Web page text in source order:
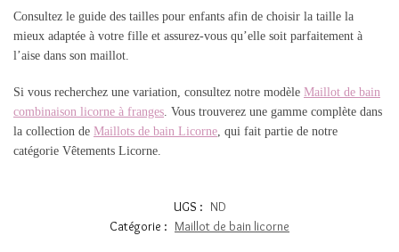
Consultez le guide des tailles pour enfants afin de choisir la taille la
mieux adaptée à votre fille et assurez-vous qu’elle soit parfaitement à
l’aise dans son maillot.
Si vous recherchez une variation, consultez notre modèle Maillot de bain
combinaison licorne à franges. Vous trouverez une gamme complète dans
la collection de Maillots de bain Licorne, qui fait partie de notre
catégorie Vêtements Licorne.
UGS : ND
Catégorie : Maillot de bain licorne